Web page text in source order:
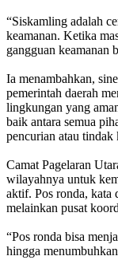
‎“Siskamling adalah
keamanan. Ketika
gangguan keamanan
‎Ia menambahkan,
pemerintah daerah
lingkungan yang
baik antara semua
pencurian atau
‎Camat Pagelaran
wilayahnya untuk
aktif. Pos ronda, kata
melainkan pusat
‎“Pos ronda bisa
hingga